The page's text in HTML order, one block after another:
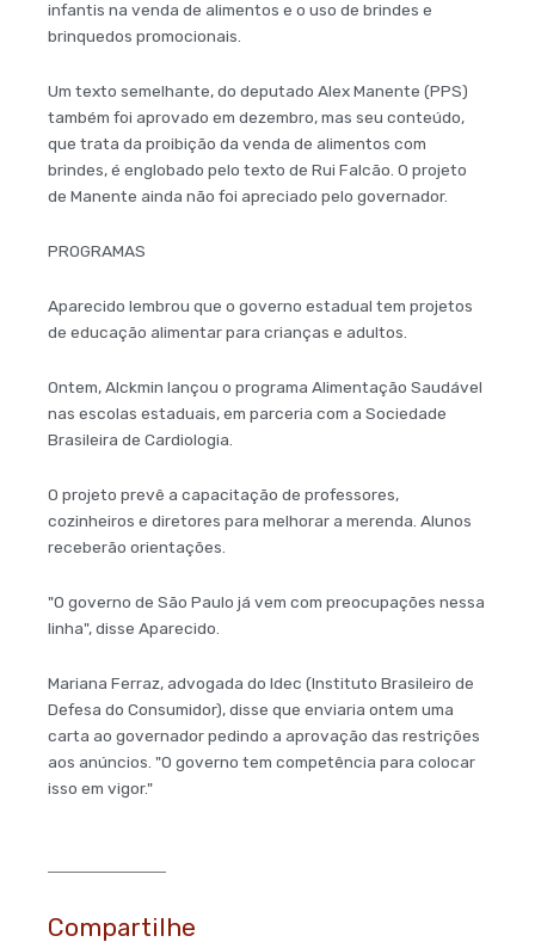
infantis na venda de alimentos e o uso de brindes e
brinquedos promocionais.
Um texto semelhante, do deputado Alex Manente (PPS)
também foi aprovado em dezembro, mas seu conteúdo,
que trata da proibição da venda de alimentos com
brindes, é englobado pelo texto de Rui Falcão. O projeto
de Manente ainda não foi apreciado pelo governador.
PROGRAMAS
Aparecido lembrou que o governo estadual tem projetos
de educação alimentar para crianças e adultos.
Ontem, Alckmin lançou o programa Alimentação Saudável
nas escolas estaduais, em parceria com a Sociedade
Brasileira de Cardiologia.
O projeto prevê a capacitação de professores,
cozinheiros e diretores para melhorar a merenda. Alunos
receberão orientações.
"O governo de São Paulo já vem com preocupações nessa
linha", disse Aparecido.
Mariana Ferraz, advogada do Idec (Instituto Brasileiro de
Defesa do Consumidor), disse que enviaria ontem uma
carta ao governador pedindo a aprovação das restrições
aos anúncios. "O governo tem competência para colocar
isso em vigor."
Compartilhe